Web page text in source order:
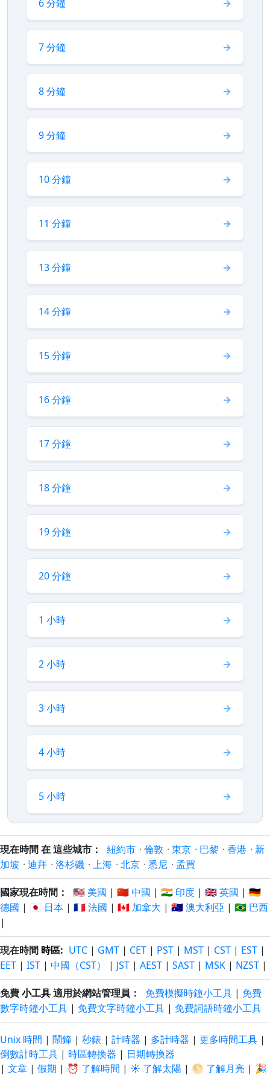
6 分鐘
7 分鐘
8 分鐘
9 分鐘
10 分鐘
11 分鐘
13 分鐘
14 分鐘
15 分鐘
16 分鐘
17 分鐘
18 分鐘
19 分鐘
20 分鐘
1 小時
2 小時
3 小時
4 小時
5 小時
現在時間 在 這些城市： 紐約市 · 倫敦 · 東京 · 巴黎 · 香港 · 新
加坡 · 迪拜 · 洛杉磯 · 上海 · 北京 · 悉尼 · 孟買
國家現在時間： 🇺🇸 美國 | 🇨🇳 中國 | 🇮🇳 印度 | 🇬🇧 英國 | 🇩🇪
德國 | 🇯🇵 日本 | 🇫🇷 法國 | 🇨🇦 加拿大 | 🇦🇺 澳大利亞 | 🇧🇷 巴西
|
現在時間 時區: UTC | GMT | CET | PST | MST | CST | EST |
EET | IST | 中國（CST） | JST | AEST | SAST | MSK | NZST |
免費小工具適用於網站管理員： 免費模擬時鐘小工具 | 免費
數字時鐘小工具 | 免費文字時鐘小工具 | 免費詞語時鐘小工具
Unix 時間 | 鬧鐘 | 秒錶 | 計時器 | 多計時器 | 更多時間工具 |
倒數計時工具 | 時區轉換器 | 日期轉換器
| 文章 | 假期 | ⏰ 了解時間 | ☀️ 了解太陽 | 🌕 了解月亮 | 🎉